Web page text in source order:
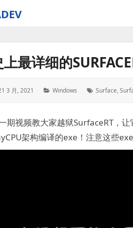
上最详细的
3 月, 2021 Categories:
Windows Tags:
Surface,
期视频教大家越狱SurfaceRT，
架构编译的exe！注意这些